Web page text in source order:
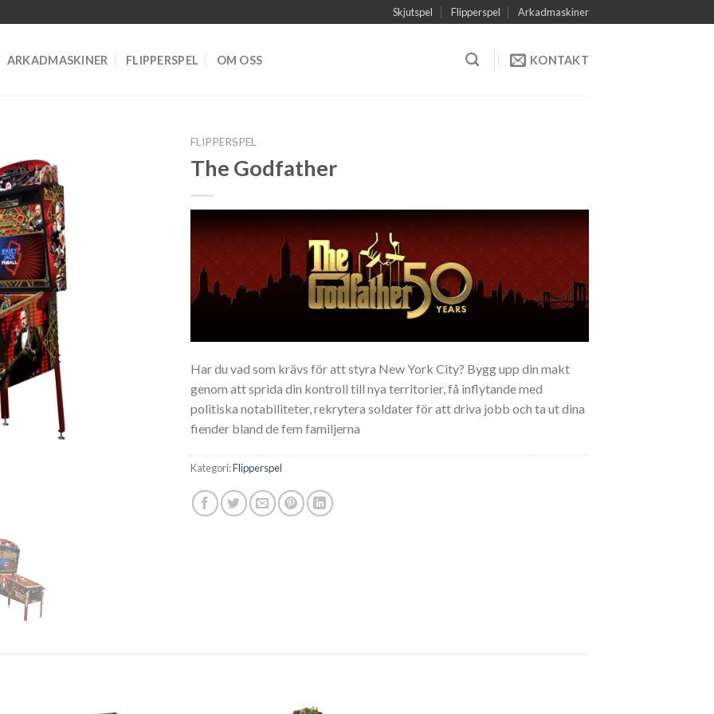
Skjutspel Flipperspel Arkadmaskiner
ARKADMASKINER FLIPPERSPEL OM OSS KONTAKT
FLIPPERSPEL
The Godfather
Har du vad som krävs för att styra New York City? Bygg upp din makt
genom att sprida din kontroll till nya territorier, få inflytande med
politiska notabiliteter, rekrytera soldater för att driva jobb och ta ut dina
fiender bland de fem familjerna
Kategori:Flipperspel